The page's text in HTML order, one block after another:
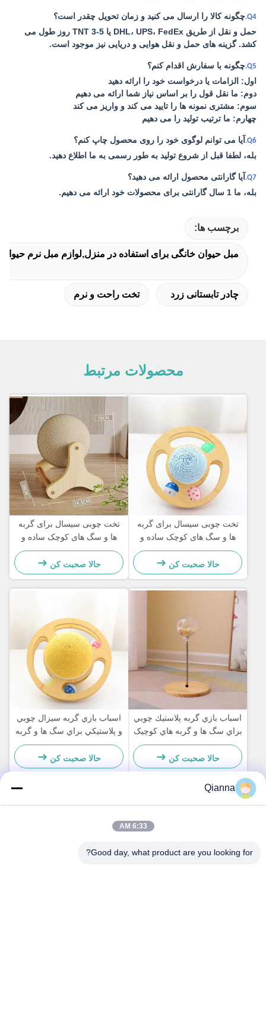
Q4. چگونه کالا را ارسال می کنید و زمان تحویل چقدر است؟
حمل و نقل از طریق DHL، UPS، FedEx یا TNT 3-5 روز طول می
کشد. گزینه های حمل و نقل هوایی و دریایی نیز موجود است.
Q5. چگونه با سفارش اقدام کنم؟
اول: الزامات یا درخواست خود را ارائه دهید
دوم: ما نقل قول را بر اساس نیاز شما ارائه می دهیم
سوم: مشتری نمونه ها را تایید می کند و واریز می کند
چهارم: ما ترتیب تولید را می دهیم
Q6. آیا می توانم لوگوی خود را روی محصول چاپ کنم؟
بله، لطفا قبل از شروع تولید به طور رسمی به ما اطلاع دهید.
Q7. آیا گارانتی محصول ارائه می دهید؟
بله، ما 1 سال گارانتی برای محصولات خود ارائه می دهیم.
برچسب ها:
مبل حیوان خانگی برای استفاده در منزل,لوازم مبل نرم
چادر تابستانی زرد تخت راحت و نرم
محصولات مرتبط
تخت چوبی سیسال برای گربه
ها و سگ های کوچک ساده و
عملی
حالا صحبت کن
تخت چوبی سیسال برای گربه
ها و سگ های کوچک ساده و
عملی
حالا صحبت کن
اسباب بازي گربه پلاستيك چوبي
براي سگ ها و گربه هاي کوچيک
ساده و عملي
حالا صحبت کن
اسباب بازي گربه سيزال چوبي
و پلاستيکي براي سگ ها و گربه
هاي کوچيک ساده و عملي
حالا صحبت کن
آدرس
Qianna
6:33 AM
Good day, what product are you looking for?